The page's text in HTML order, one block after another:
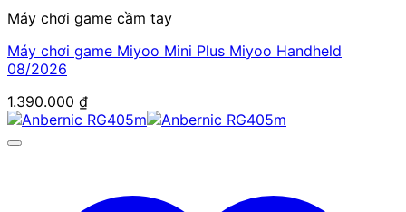
Máy chơi game cầm tay
Máy chơi game Miyoo Mini Plus Miyoo Handheld
08/2026
1.390.000 ₫